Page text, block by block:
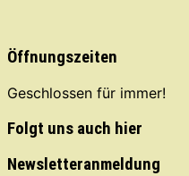
Öffnungszeiten
Geschlossen für immer!
Folgt uns auch hier
Newsletteranmeldung